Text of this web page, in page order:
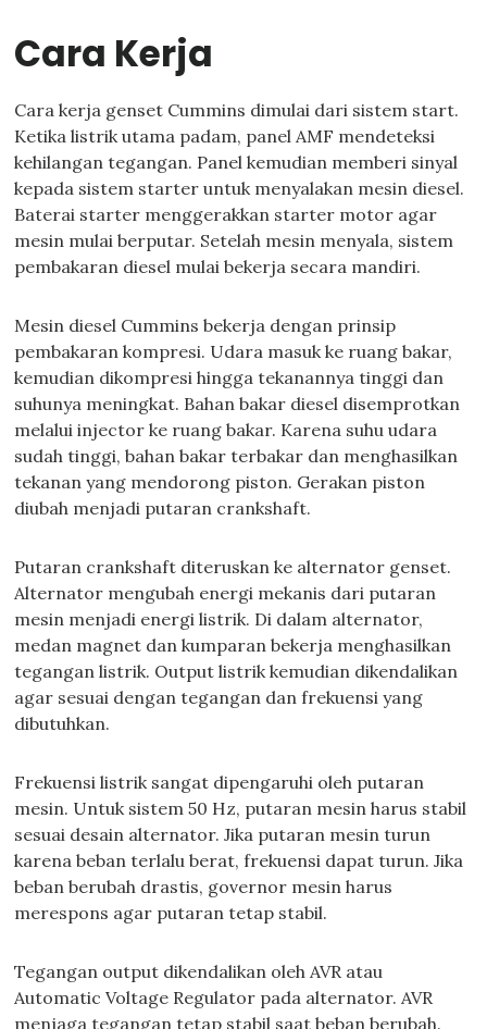
Cara Kerja
Cara kerja genset Cummins dimulai dari sistem start.
Ketika listrik utama padam, panel AMF mendeteksi
kehilangan tegangan. Panel kemudian memberi sinyal
kepada sistem starter untuk menyalakan mesin diesel.
Baterai starter menggerakkan starter motor agar
mesin mulai berputar. Setelah mesin menyala, sistem
pembakaran diesel mulai bekerja secara mandiri.
Mesin diesel Cummins bekerja dengan prinsip
pembakaran kompresi. Udara masuk ke ruang bakar,
kemudian dikompresi hingga tekanannya tinggi dan
suhunya meningkat. Bahan bakar diesel disemprotkan
melalui injector ke ruang bakar. Karena suhu udara
sudah tinggi, bahan bakar terbakar dan menghasilkan
tekanan yang mendorong piston. Gerakan piston
diubah menjadi putaran crankshaft.
Putaran crankshaft diteruskan ke alternator genset.
Alternator mengubah energi mekanis dari putaran
mesin menjadi energi listrik. Di dalam alternator,
medan magnet dan kumparan bekerja menghasilkan
tegangan listrik. Output listrik kemudian dikendalikan
agar sesuai dengan tegangan dan frekuensi yang
dibutuhkan.
Frekuensi listrik sangat dipengaruhi oleh putaran
mesin. Untuk sistem 50 Hz, putaran mesin harus stabil
sesuai desain alternator. Jika putaran mesin turun
karena beban terlalu berat, frekuensi dapat turun. Jika
beban berubah drastis, governor mesin harus
merespons agar putaran tetap stabil.
Tegangan output dikendalikan oleh AVR atau
Automatic Voltage Regulator pada alternator. AVR
menjaga tegangan tetap stabil saat beban berubah.